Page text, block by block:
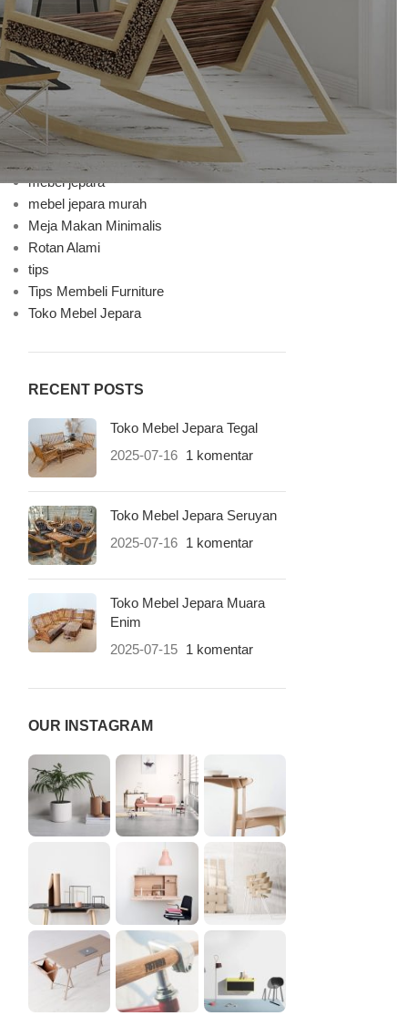
Bufet TV
Decoration
Design trends
Furniture
Furniture Mebel Jepara
Handycraft
Inspiration
Jenis Finishing
mebel jepara
mebel jepara murah
Meja Makan Minimalis
Rotan Alami
tips
Tips Membeli Furniture
Toko Mebel Jepara
RECENT POSTS
Toko Mebel Jepara Tegal
2025-07-16 1 komentar
Toko Mebel Jepara Seruyan
2025-07-16 1 komentar
Toko Mebel Jepara Muara
Enim
2025-07-15 1 komentar
OUR INSTAGRAM